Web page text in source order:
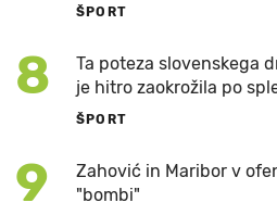
ŠPORT
8
Ta poteza slovenskega
je hitro zaokrožila po
ŠPORT
9
Zahović in Maribor v
"bombi"